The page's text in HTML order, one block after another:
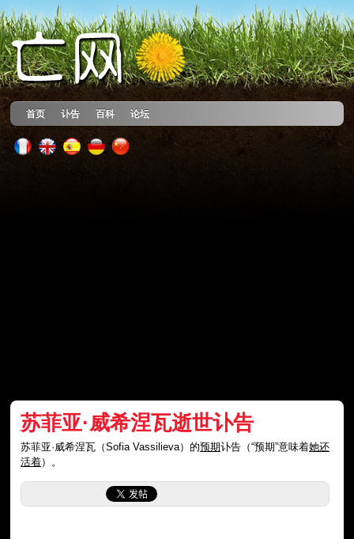
首页 讣告 百科 论坛
苏菲亚·威希涅瓦逝世讣告
苏菲亚·威希涅瓦（Sofia Vassilieva）的预期讣告（“预期”意味着她还
活着）。